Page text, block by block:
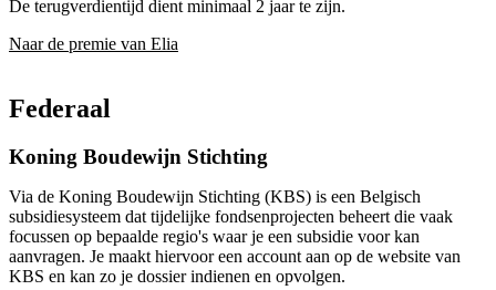
De terugverdientijd dient minimaal 2 jaar te zijn.
Naar de premie van Elia
Federaal
Koning Boudewijn Stichting
Via de Koning Boudewijn Stichting (KBS) is een Belgisch
subsidiesysteem dat tijdelijke fondsenprojecten beheert die vaak
focussen op bepaalde regio's waar je een subsidie voor kan
aanvragen. Je maakt hiervoor een account aan op de website van
KBS en kan zo je dossier indienen en opvolgen.